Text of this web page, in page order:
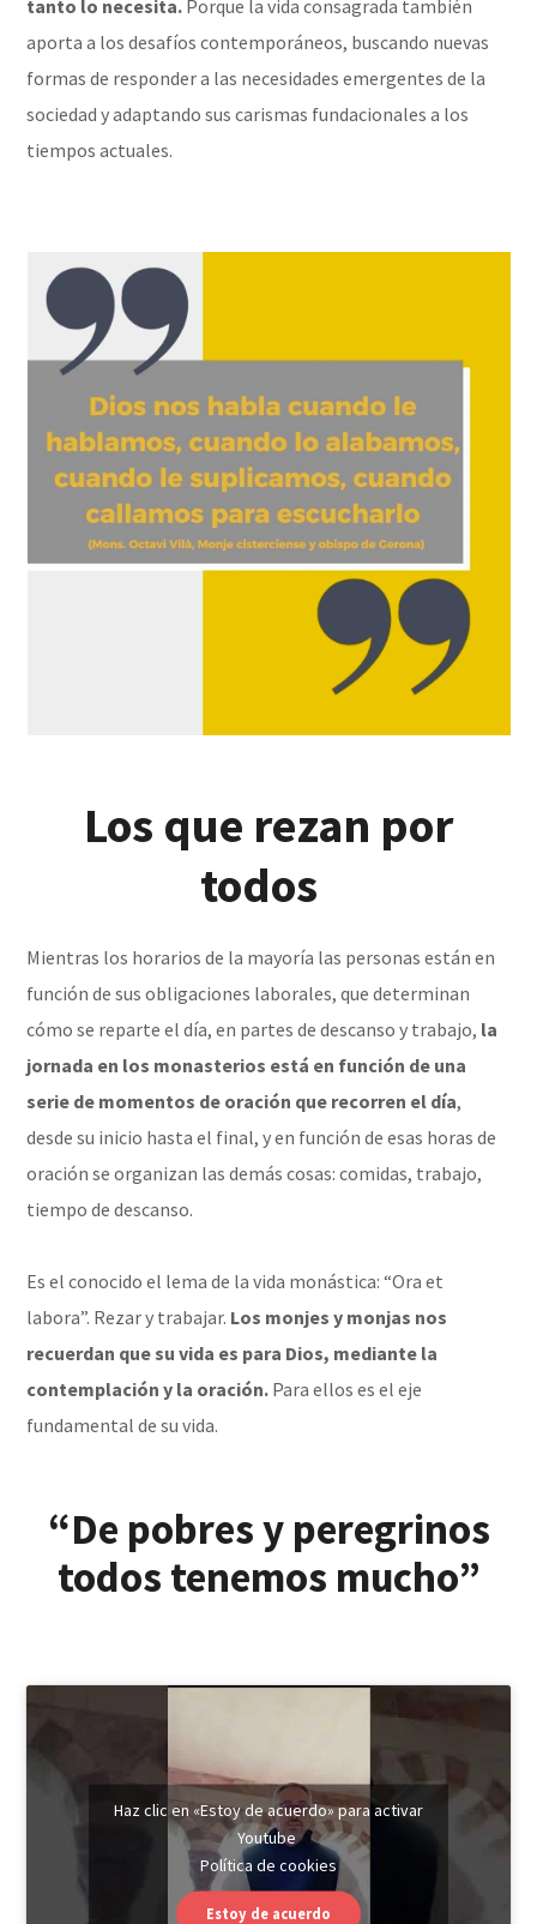
tanto lo necesita. Porque la vida consagrada también
aporta a los desafíos contemporáneos, buscando nuevas
formas de responder a las necesidades emergentes de la
sociedad y adaptando sus carismas fundacionales a los
tiempos actuales.
Los que rezan por
todos
Mientras los horarios de la mayoría las personas están en
función de sus obligaciones laborales, que determinan
cómo se reparte el día, en partes de descanso y trabajo, la
jornada en los monasterios está en función de una
serie de momentos de oración que recorren el día,
desde su inicio hasta el final, y en función de esas horas de
oración se organizan las demás cosas: comidas, trabajo,
tiempo de descanso.
Es el conocido el lema de la vida monástica: “Ora et
labora”. Rezar y trabajar. Los monjes y monjas nos
recuerdan que su vida es para Dios, mediante la
contemplación y la oración. Para ellos es el eje
fundamental de su vida.
“De pobres y peregrinos
todos tenemos mucho”
Haz clic en «Estoy de acuerdo» para activar
Youtube
Política de cookies
Estoy de acuerdo